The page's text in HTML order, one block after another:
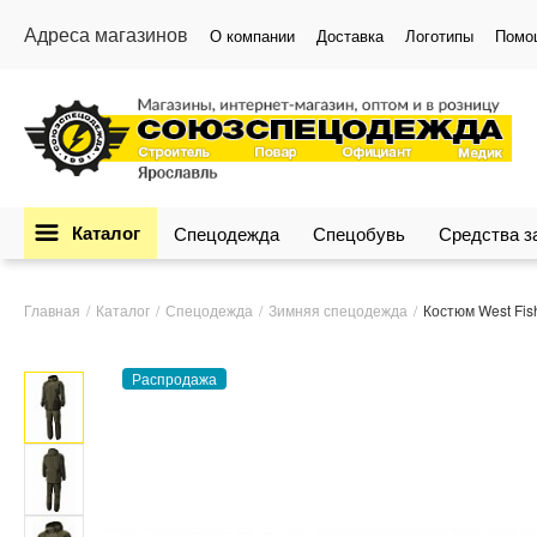
Адреса магазинов О компании Доставка Логотипы
Каталог Спецодежда Спецобувь Средства
Главная Каталог Спецодежда Зимняя спецодежда Костюм West
Распродажа